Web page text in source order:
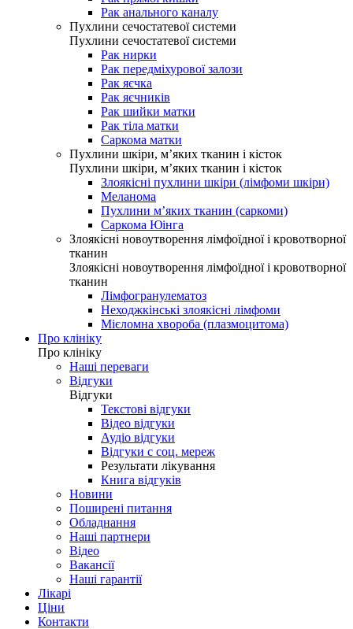
Рак анального каналу
Пухлини сечостатевої системи
Пухлини сечостатевої системи
Рак нирки
Рак передміхурової залози
Рак яєчка
Рак яєчників
Рак шийки матки
Рак тіла матки
Саркома матки
Пухлини шкіри, м’яких тканин і кісток
Пухлини шкіри, м’яких тканин і кісток
Злоякісні пухлини шкіри (лімфоми шкіри)
Меланома
Пухлини м’яких тканин (саркоми)
Саркома Юінга
Злоякісні новоутворення лімфоїдної і кровотворної
тканин
Злоякісні новоутворення лімфоїдної і кровотворної
тканин
Лімфогранулематоз
Неходжкінські злоякісні лімфоми
Мієломна хвороба (плазмоцитома)
Про клініку
Про клініку
Наші переваги
Відгуки
Відгуки
Текстові відгуки
Відео відгуки
Аудіо відгуки
Відгуки с соц. мереж
Результати лікування
Книга відгуків
Новини
Поширені питання
Обладнання
Наші партнери
Відео
Вакансії
Наші гарантії
Лікарі
Ціни
Контакти